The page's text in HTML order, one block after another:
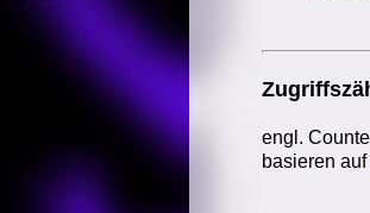
engl.
basieren auf